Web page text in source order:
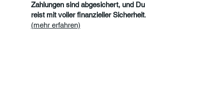
Zahlungen sind abgesichert, und Du
reist mit voller finanzieller Sicherheit.
(mehr erfahren)